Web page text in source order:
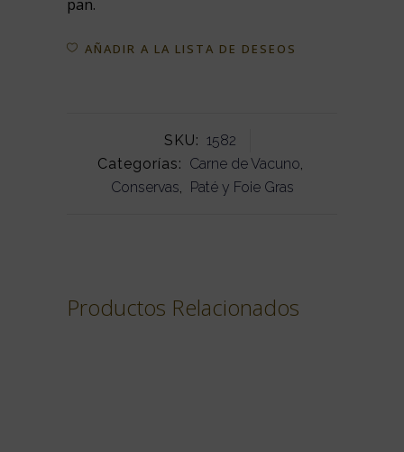
pan.
AÑADIR A LA LISTA DE DESEOS
SKU: 1582
Categorías: Carne de Vacuno,
Conservas, Paté y Foie Gras
Productos Relacionados